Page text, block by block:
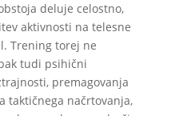
deluje celostno,
aktivnosti na telesne
Trening torej ne
tudi psihični
premagovanja
taktičnega načrtovanja,